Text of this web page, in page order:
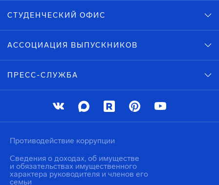
СТУДЕНЧЕСКИЙ ОФИС
АССОЦИАЦИЯ ВЫПУСКНИКОВ
ПРЕСС-СЛУЖБА
Противодействие коррупции
Сведения о доходах, об имуществе
и обязательствах имущественного
характера руководителя и членов его
семьи